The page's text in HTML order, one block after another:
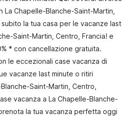
Chapelle-Blanche-Saint-Martin,
la tua casa per le vacanze last
Saint-Martin, Centro, Francia! e
* con cancellazione gratuita.
le eccezionali case vacanza di
vacanze last minute o ritiri
Saint-Martin, Centro,
vacanza a La Chapelle-Blanche-
la tua vacanza perfetta oggi